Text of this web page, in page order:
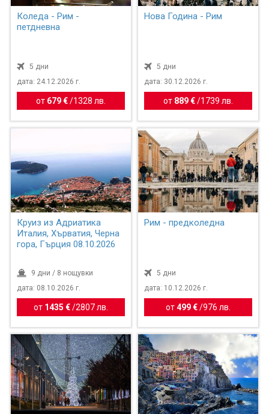
Коледа - Рим -
петдневна
5 дни
дата: 24.12.2026 г.
от 679 € / 1328 лв.
Нова Година - Рим
5 дни
дата: 30.12.2026 г.
от 889 €/ 1739 лв.
Круиз из Адриатика
Италия, Хърватия, Черна
гора, Гърция 08.10.2026
9 дни / 8 нощувки
дата: 08.10.2026 г.
от 1435 € /2807 лв.
Рим - предколедна
5 дни
дата: 10.12.2026 г.
от499 €/976 лв.